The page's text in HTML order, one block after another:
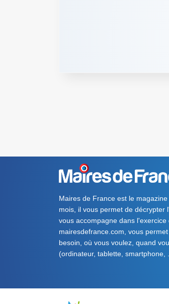
Maires de France est le
mois, il vous permet de décrypter
vous accompagne dans
mairesdefrance.com, vous
besoin, où vous voulez, quand
(ordinateur, tablette, smartphone,